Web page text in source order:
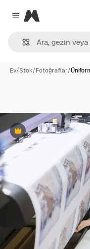
Close menu
Magnific
Ev/Stok/Fotoğraflar/
Premium